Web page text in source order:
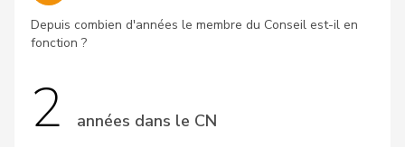
Depuis combien d'années le membre du Conseil est-il en
fonction ?
2 années dans le CN